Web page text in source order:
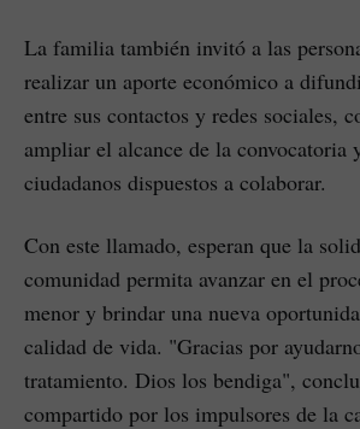
La familia también invitó a las
realizar un aporte económico a
entre sus contactos y redes sociales,
ampliar el alcance de la convocatoria
ciudadanos dispuestos a colaborar.
Con este llamado, esperan que la
comunidad permita avanzar en el
menor y brindar una nueva
calidad de vida. "Gracias por
tratamiento. Dios los bendiga",
compartido por los impulsores de la